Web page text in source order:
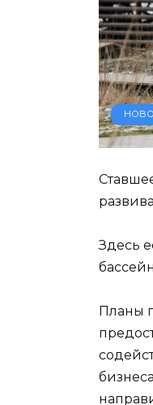
Здесь
Планы